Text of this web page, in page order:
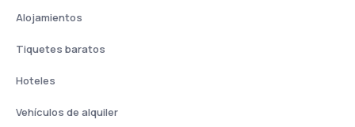
Alojamientos
Tiquetes baratos
Hoteles
Vehículos de alquiler